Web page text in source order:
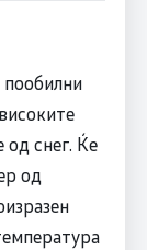
од снег. Ќе
од